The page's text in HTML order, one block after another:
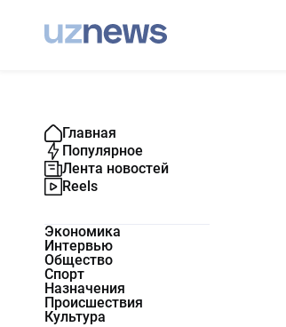
Главная
Популярное
Лента новостей
Reels
Экономика
Интервью
Общество
Спорт
Назначения
Происшествия
Культура